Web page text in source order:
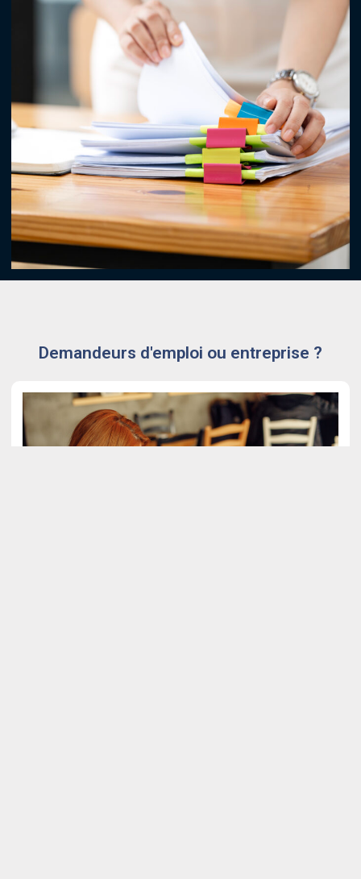
Demandeurs d'emploi ou entreprise ?